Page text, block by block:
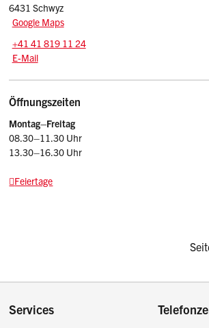
6431 Schwyz
Google Maps
Tel.:
+41 41 819 11 24
E-Mail: srsz
E-Mail
Öffnungszeiten
Montag–Freitag
08.30–11.30 Uhr
13.30–16.30 Uhr
Feiertage
Footer
Services